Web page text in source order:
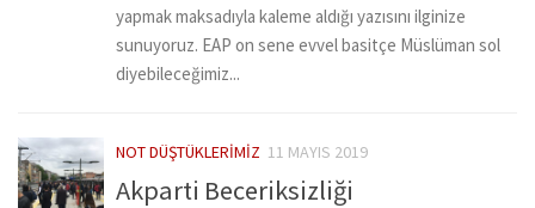
yapmak maksadıyla kaleme aldığı yazısını ilginize
sunuyoruz. EAP on sene evvel basitçe Müslüman sol
diyebileceğimiz...
NOT DÜŞTÜKLERIMIZ 11 MAYIS 2019
Akparti Beceriksizliği